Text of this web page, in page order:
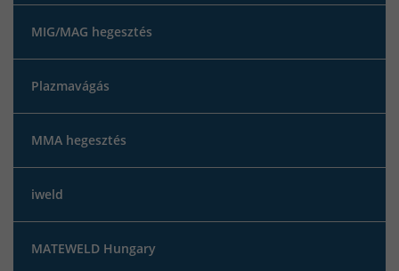
MIG/MAG hegesztés
Plazmavágás
MMA hegesztés
iweld
MATEWELD Hungary